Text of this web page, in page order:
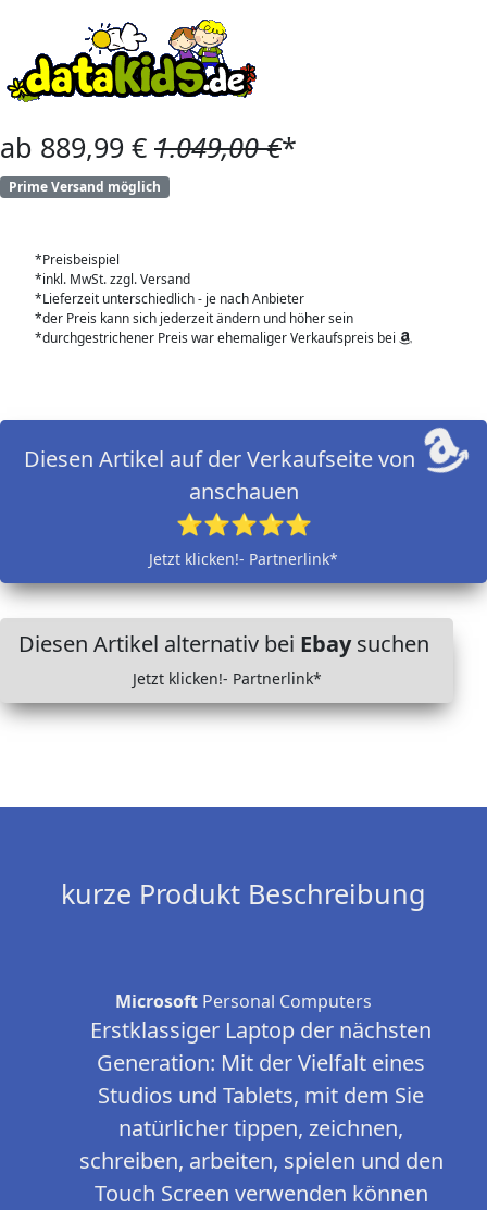
ab 889,99 € 1.049,00 €*
Prime Versand möglich
*Preisbeispiel
*inkl. MwSt. zzgl. Versand
*Lieferzeit unterschiedlich - je nach Anbieter
*der Preis kann sich jederzeit ändern und höher sein
*durchgestrichener Preis war ehemaliger Verkaufspreis bei
Diesen Artikel auf der Verkaufseite von
anschauen
⭐⭐⭐⭐⭐
Jetzt klicken!- Partnerlink*
Diesen Artikel alternativ bei Ebaysuchen
Jetzt klicken!- Partnerlink*
kurze Produkt Beschreibung
Microsoft Personal Computers
Erstklassiger Laptop der nächsten
Generation: Mit der Vielfalt eines
Studios und Tablets, mit dem Sie
natürlicher tippen, zeichnen,
schreiben, arbeiten, spielen und den
Touch Screen verwenden können